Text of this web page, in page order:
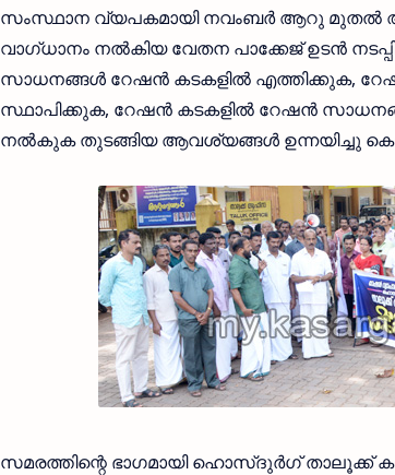
സംസ്ഥാന വ്യപകമായി നവംബര്‍ ആറു മുതല്‍
വാഗ്ധാനം നല്‍കിയ വേതന പാക്കേജ് ഉടന്‍
സാധനങ്ങള്‍ റേഷന്‍ കടകളില്‍ എത്തിക്കുക,
സ്ഥാപിക്കുക, റേഷന്‍ കടകളില്‍ റേഷന്‍
നല്‍കുക തുടങ്ങിയ ആവശ്യങ്ങള്‍ ഉന്നയിച്ചു
സമരത്തിന്റെ ഭാഗമായി ഹൊസ്ദുര്‍ഗ് താലൂക്ക്